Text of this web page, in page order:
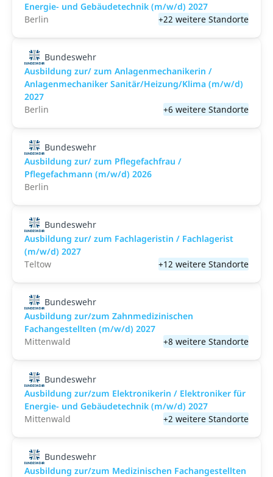
Energie- und Gebäudetechnik (m/w/d) 2027
Berlin
+22 weitere Standorte
Bundeswehr
Ausbildung zur/ zum Anlagenmechanikerin /
Anlagenmechaniker Sanitär/Heizung/Klima (m/w/d)
2027
Berlin
+6 weitere Standorte
Bundeswehr
Ausbildung zur/ zum Pflegefachfrau /
Pflegefachmann (m/w/d) 2026
Berlin
Bundeswehr
Ausbildung zur/ zum Fachlageristin / Fachlagerist
(m/w/d) 2027
Teltow
+12 weitere Standorte
Bundeswehr
Ausbildung zur/zum Zahnmedizinischen
Fachangestellten (m/w/d) 2027
Mittenwald
+8 weitere Standorte
Bundeswehr
Ausbildung zur/zum Elektronikerin / Elektroniker für
Energie- und Gebäudetechnik (m/w/d) 2027
Mittenwald
+2 weitere Standorte
Bundeswehr
Ausbildung zur/zum Medizinischen Fachangestellten